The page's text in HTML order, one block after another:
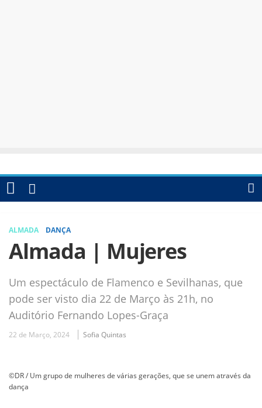
ALMADA DANÇA
Almada | Mujeres
Um espectáculo de Flamenco e Sevilhanas, que
pode ser visto dia 22 de Março às 21h, no
Auditório Fernando Lopes-Graça
22 de Março, 2024 Sofia Quintas
©DR / Um grupo de mulheres de várias gerações, que se unem através da
dança